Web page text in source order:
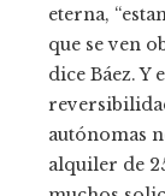
eterna,
que se ven
dice Báez.
autónomas
alquiler de